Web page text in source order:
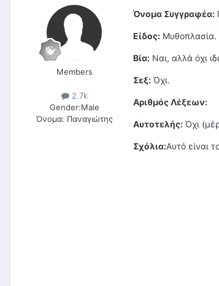
Members
2.7k
Gender:Male
Όνομα: Παναγιώτης
Όνομα Συγγραφέα:
Είδος: Μυθοπλασία.
Βία: Ναι, αλλά όχι
Σεξ: Όχι.
Αριθμός Λέξεων:
Αυτοτελής: Όχι
Σχόλια:Αυτό είναι